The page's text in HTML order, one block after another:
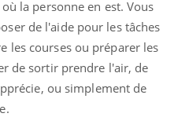
la personne en est. Vous
de l'aide pour les tâches
les courses ou préparer les
de sortir prendre l'air, de
ou simplement de